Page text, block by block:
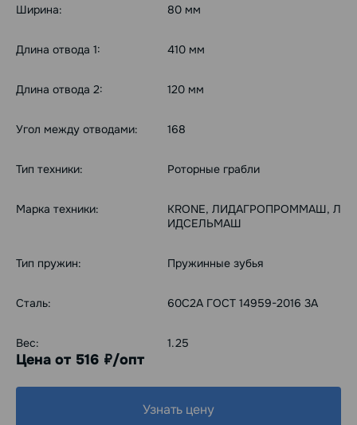
Ширина: 80 мм
Длина отвода 1: 410 мм
Длина отвода 2: 120 мм
Угол между отводами: 168
Тип техники: Роторные грабли
Марка техники:
KRONE, ЛИДАГРОПРОММАШ, Л
ИДСЕЛЬМАШ
Тип пружин: Пружинные зубья
Сталь: 60С2А ГОСТ 14959-2016 3А
Вес: 1.25
Цена от 516 руб./опт
Узнать цену